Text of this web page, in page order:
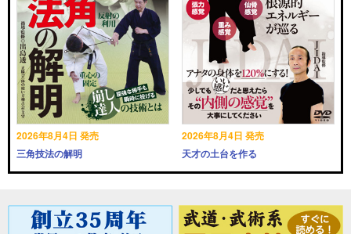
2026年8月4日 発売
三角技法の解明
2026年8月4日 発売
天才の土台を作る